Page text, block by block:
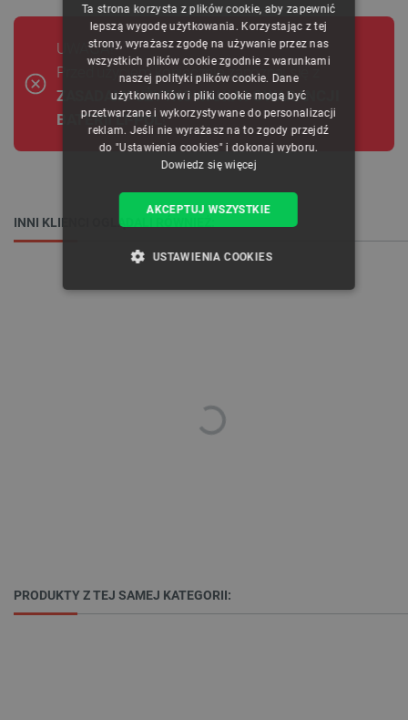
UWAGA!
Przed użyciem koniecznie zapoznaj się z
ZASADAMI UŻYTKOWANIA I GWARANCJI
BATERII LI-POL!
INNI KLIENCI OGLĄDALI RÓWNIEŻ:
PRODUKTY Z TEJ SAMEJ KATEGORII:
CZECH
ENGLISH
GERMAN
Ta strona korzysta z plików cookie, aby zapewnić
lepszą wygodę użytkowania. Korzystając z tej
strony, wyrażasz zgodę na używanie przez nas
wszystkich plików cookie zgodnie z warunkami
naszej polityki plików cookie. Dane
użytkowników i pliki cookie mogą być
przetwarzane i wykorzystywane do personalizacji
reklam. Jeśli nie wyrażasz na to zgody przejdź
do "Ustawienia cookies" i dokonaj wyboru.
Dowiedz się więcej
AKCEPTUJ WSZYSTKIE
USTAWIENIA COOKIES
Provider /